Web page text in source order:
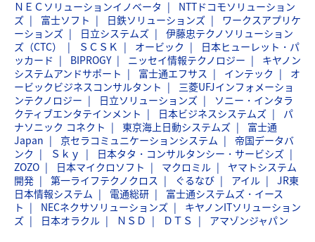
ＮＥＣソリューションイノベータ
NTTドコモソリューション
ズ
富士ソフト 日鉄ソリューションズ
ワークスアプリケ
ーションズ
日立システムズ
伊藤忠テクノソリューション
ズ（CTC）
ＳＣＳＫ オービック
日本ヒューレット・パ
ッカード
BIPROGY ニッセイ情報テクノロジー
キヤノン
システムアンドサポート
富士通エフサス インテック
オ
ービックビジネスコンサルタント
三菱UFJインフォメーショ
ンテクノロジー
日立ソリューションズ
ソニー・インタラ
クティブエンタテインメント
日本ビジネスシステムズ
パ
ナソニック コネクト
東京海上日動システムズ
富士通
Japan
京セラコミュニケーションシステム
帝国データバ
ンク
Ｓｋｙ
日本タタ・コンサルタンシー・サービシズ
ZOZO
日本マイクロソフト マクロミル
ヤマトシステム
開発
第一ライフテクノクロス ぐるなび アイル
JR東
日本情報システム
電通総研
富士通システムズ・イース
ト
NECネクサソリューションズ
キヤノンITソリューション
ズ
日本オラクル ＮＳＤ ＤＴＳ アマゾンジャパン